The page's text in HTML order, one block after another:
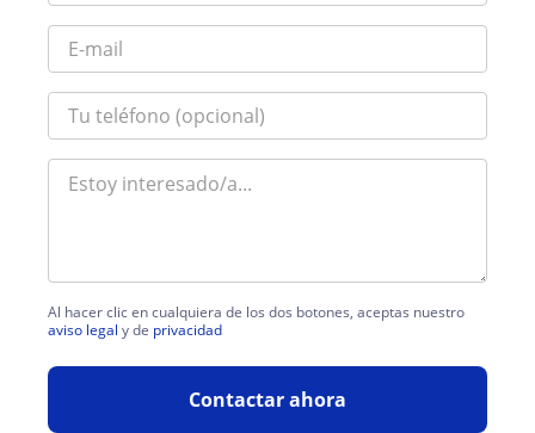
Al hacer clic en cualquiera de los dos botones, aceptas nuestro
aviso legal y de privacidad
Contactar ahora